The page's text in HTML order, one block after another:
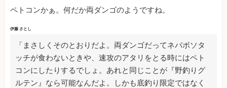
ペトコンかぁ。何だか両ダンゴのようですね。
伊藤 さとし
「まさしくそのとおりだよ。両ダンゴだってネバボソタ
ッチが食わないときや、速攻のアタリをとる時にはペト
コンにしたりするでしょ。あれと同じことが『野釣りグ
ルテン』なら可能なんだよ。しかも底釣り限定ではなく